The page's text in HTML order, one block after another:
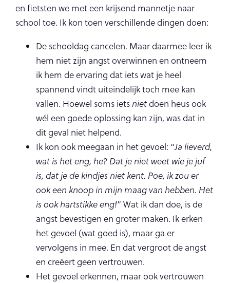
en fietsten we met een krijsend mannetje naar
school toe. Ik kon toen verschillende dingen doen:
De schooldag cancelen. Maar daarmee leer ik
hem niet zijn angst overwinnen en ontneem
ik hem de ervaring dat iets wat je heel
spannend vindt uiteindelijk toch mee kan
vallen. Hoewel soms iets nietdoen heus ook
wél een goede oplossing kan zijn, was dat in
dit geval niet helpend.
Ik kon ook meegaan in het gevoel: “Ja lieverd,
wat is het eng, he? Dat je niet weet wie je juf
is, dat je de kindjes niet kent. Poe, ik zou er
ook een knoop in mijn maag van hebben. Het
is ook hartstikke eng!” Wat ik dan doe, is de
angst bevestigen en groter maken. Ik erken
het gevoel (wat goed is), maar ga er
vervolgens in mee. En dat vergroot de angst
en creëert geen vertrouwen.
Het gevoel erkennen, maar ook vertrouwen